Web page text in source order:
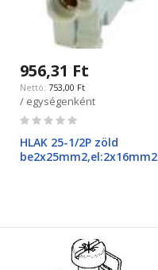
956,31 Ft
753,00 Ft
/ egységenként
Rating:
HLAK 25-1/2P zöld
be2x25mm2,el:2x16mm2